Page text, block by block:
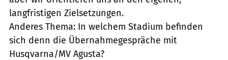
langfristigen Zielsetzungen.
Anderes Thema: In welchem Stadium befinden
sich denn die Übernahmegespräche mit
Husqvarna/MV Agusta?